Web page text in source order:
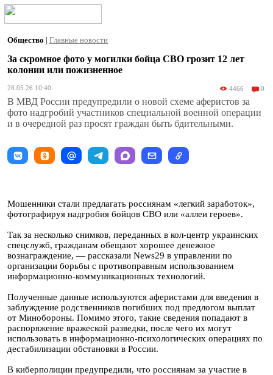
Общество | Главные новости
За скромное фото у могилки бойца СВО грозит 12 лет
колонии или пожизненное
28.05.26 10:40 4466 0
В МВД России предупредили о новой схеме аферистов за
фото надгробий участников специальной военной операции
и в очередной раз просят граждан быть бдительными.
Мошенники стали предлагать россиянам «легкий заработок»,
фотографируя надгробия бойцов СВО или «аллеи героев».
Так за несколько снимков, переданных в кол-центр украинских
спецслужб, гражданам обещают хорошее денежное
вознаграждение, — рассказали News29 в управлении по
организации борьбы с противоправным использованием
информационно-коммуникационных технологий.
Полученные данные используются аферистами для введения в
заблуждение родственников погибших под предлогом выплат
от Минобороны. Помимо этого, такие сведения попадают в
распоряжение вражеской разведки, после чего их могут
использовать в информационно-психологических операциях по
дестабилизации обстановки в России.
В киберполиции предупредили, что россиянам за участие в